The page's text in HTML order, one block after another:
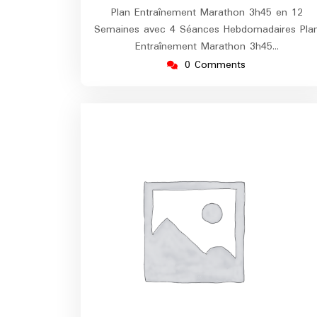
Plan Entraînement Marathon 3h45 en 12
Semaines avec 4 Séances Hebdomadaires
Entraînement Marathon 3h45…
0 Comments